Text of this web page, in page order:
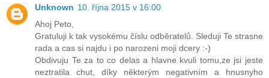
Unknown 10. října 2015 v 16:00
Ahoj Peto,
Gratuluji k tak vysokému číslu odběratelů. Sleduji Te strasne
rada a cas si najdu i po narozeni moji dcery :-)
Obdivuju Te za to co delas a hlavne kvuli tomu,ze jsi jeste
neztratila chut, díky některým negativním a hnusnyho